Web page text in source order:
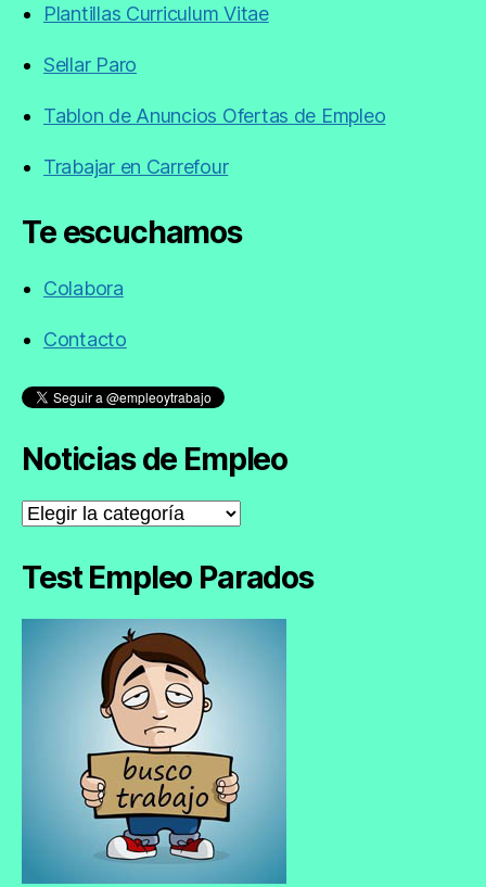
Plantillas Curriculum Vitae
Sellar Paro
Tablon de Anuncios Ofertas de Empleo
Trabajar en Carrefour
Te escuchamos
Colabora
Contacto
Noticias de Empleo
Noticias
de
Test Empleo Parados